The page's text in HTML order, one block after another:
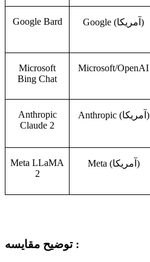
Google Bard Google (آمریکا )
Microsoft
Bing Chat
Microsoft/OpenAI
Anthropic
Claude 2
Anthropic (آمریکا )
Meta LLaMA
2
Meta (آمریکا )
توضیح مقایسه :